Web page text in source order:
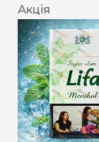
Акція